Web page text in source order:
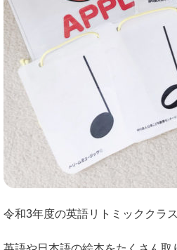
令和3年度の英語リトミッククラ